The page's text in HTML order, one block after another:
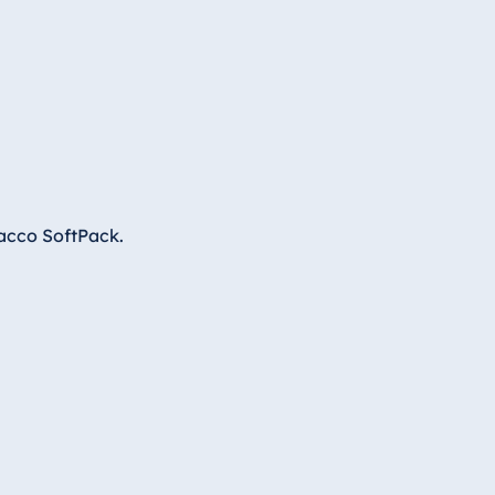
SoftPack.